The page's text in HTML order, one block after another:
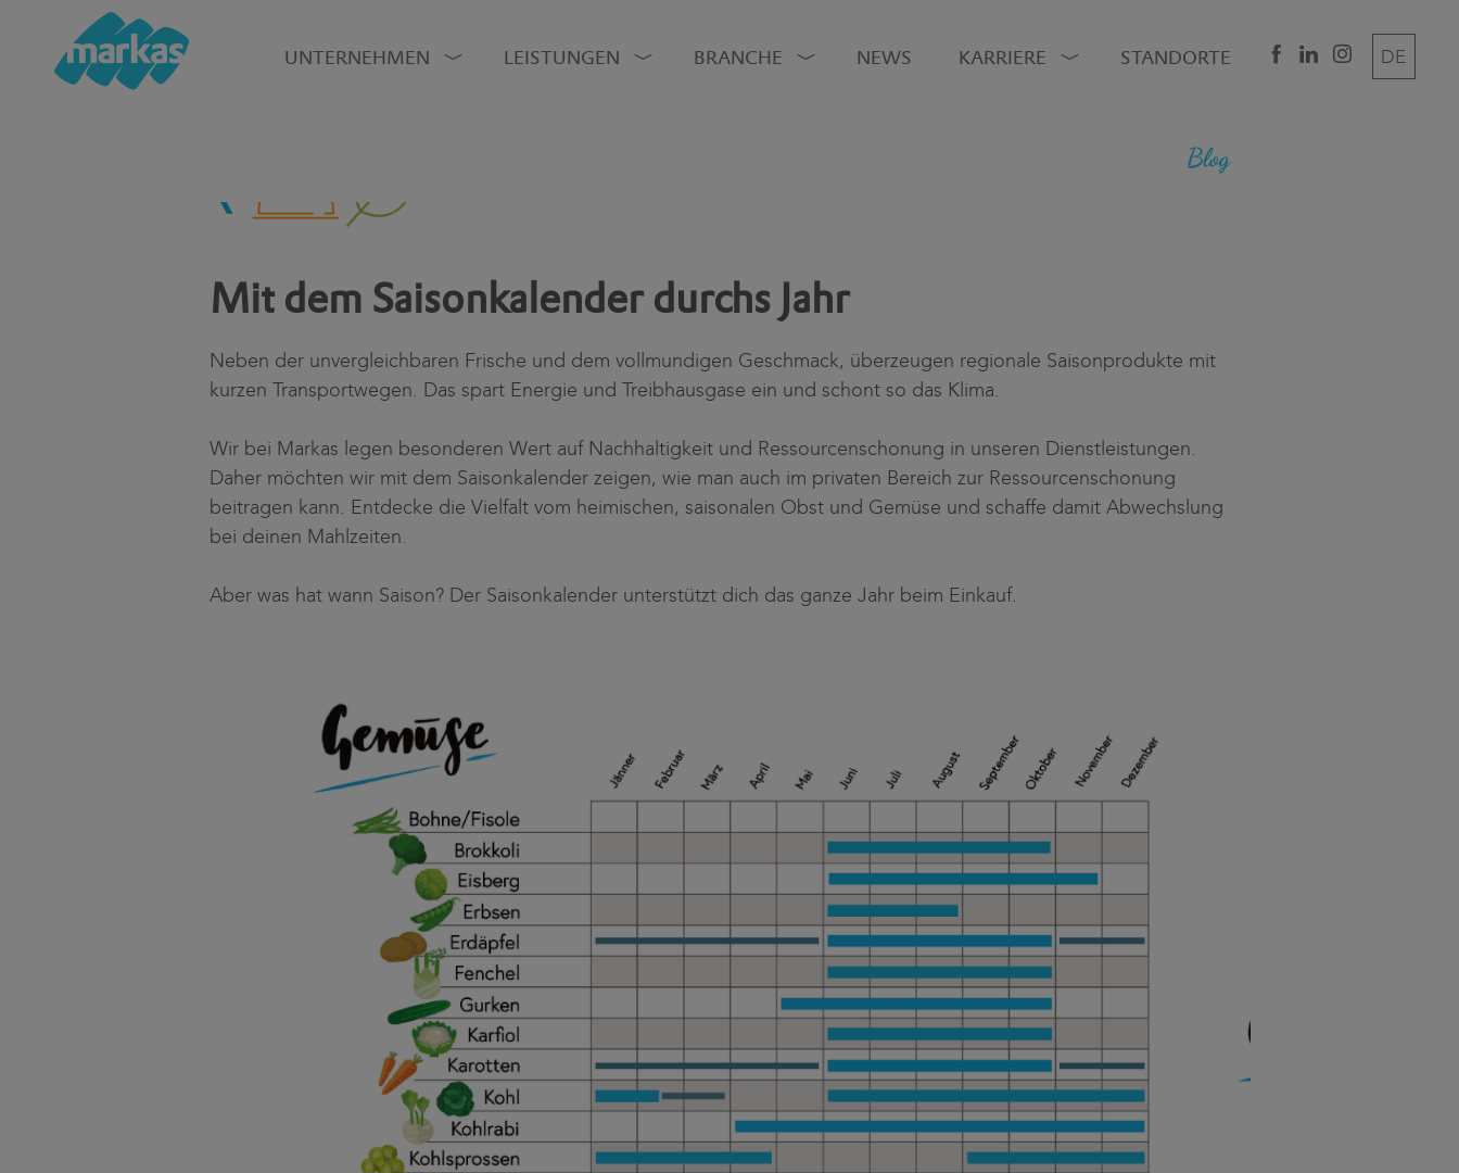
DE
IT
EN
UNTERNEHMEN LEISTUNGEN BRANCHE NEWS KARRIERE STANDORTE
Mit dem Saisonkalender durchs Jahr
Neben der unvergleichbaren Frische und dem vollmundigen Geschmack, überzeugen regionale Saisonprodukte mit
kurzen Transportwegen. Das spart Energie und Treibhausgase ein und schont so das Klima.
Wir bei Markas legen besonderen Wert auf Nachhaltigkeit und Ressourcenschonung in unseren Dienstleistungen.
Daher möchten wir mit dem Saisonkalender zeigen, wie man auch im privaten Bereich zur Ressourcenschonung
beitragen kann. Entdecke die Vielfalt vom heimischen, saisonalen Obst und Gemüse und schaffe damit Abwechslung
bei deinen Mahlzeiten.
Aber was hat wann Saison? Der Saisonkalender unterstützt dich das ganze Jahr beim Einkauf.